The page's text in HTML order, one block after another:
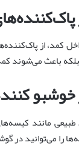
کمد، از
بلکه باعث می‌شوند
خوشبو
مانند
را می‌توانید در